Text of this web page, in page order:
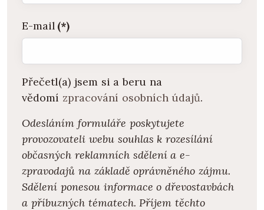
E-mail (*)
Přečetl(a) jsem si a beru na
vědomí zpracování osobních údajů.
Odesláním formuláře poskytujete
provozovateli webu souhlas k rozesílání
občasných reklamních sdělení a e-
zpravodajů na základě oprávněného zájmu.
Sdělení ponesou informace o dřevostavbách
a příbuzných tématech. Příjem těchto